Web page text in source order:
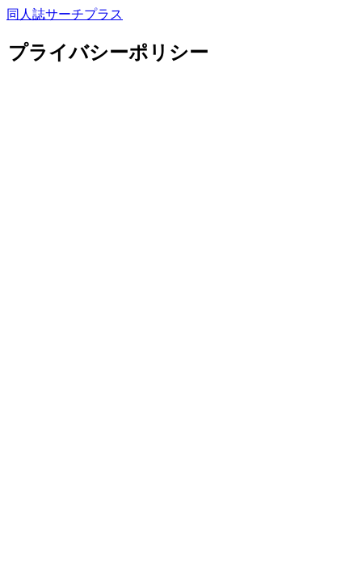
同人誌サーチプラス
プライバシーポリシー